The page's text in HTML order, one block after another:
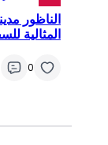
الناظور
المثالية
0